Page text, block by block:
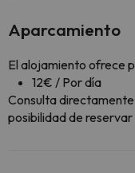
Aparcamiento
El alojamiento ofrece
12€ / Por día
Consulta
posibilidad de